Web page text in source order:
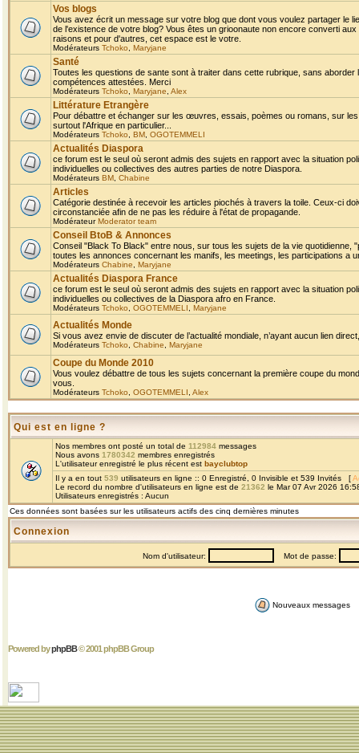
Vos blogs
Vous avez écrit un message sur votre blog que dont vous voulez partager le
de l'existence de votre blog? Vous êtes un grioonaute non encore converti
raisons et pour d'autres, cet espace est le votre.
Modérateurs Tchoko Maryjane
Santé
Toutes les questions de sante sont à traiter dans cette rubrique, sans
compétences attestées. Merci
Modérateurs Tchoko Maryjane Alex
Littérature Etrangère
Pour débattre et échanger sur les œuvres, essais, poèmes ou romans, sur
surtout l'Afrique en particulier...
Modérateurs Tchoko BM OGOTEMMELI
Actualités Diaspora
ce forum est le seul où seront admis des sujets en rapport avec la situation
individuelles ou collectives des autres parties de notre Diaspora.
Modérateurs BM Chabine
Articles
Catégorie destinée à recevoir les articles piochés à travers la toile. Ceux-ci
circonstanciée afin de ne pas les réduire à l'état de propagande.
ModérateurModerator team
Conseil BtoB & Annonces
Conseil "Black To Black" entre nous, sur tous les sujets de la vie
toutes les annonces concernant les manifs, les meetings, les participations a
Modérateurs Chabine Maryjane
Actualités Diaspora France
ce forum est le seul où seront admis des sujets en rapport avec la situation
individuelles ou collectives de la Diaspora afro en France.
Modérateurs Tchoko OGOTEMMELI Maryjane
Actualités Monde
Si vous avez envie de discuter de l’actualité mondiale, n’ayant aucun lien
Modérateurs Tchoko Chabine Maryjane
Coupe du Monde 2010
Vous voulez débattre de tous les sujets concernant la première coupe du
vous.
Modérateurs Tchoko OGOTEMMELI Alex
Qui est en ligne ?
Nos membres ont posté un total de 112984 messages
Nous avons 1780342 membres enregistrés
L'utilisateur enregistré le plus récent est bayclubtop
Il y a en tout 539 utilisateurs en ligne :: 0 Enregistré, 0 Invisible et 539 Invités [
Le record du nombre d'utilisateurs en ligne est de 21362 le Mar 07 Avr 2026
Utilisateurs enregistrés : Aucun
Ces données sont basées sur les utilisateurs actifs des cinq dernières minutes
Connexion
Nom d'utilisateur: Mot de passe:
Nouveaux messages
Powered byphpBB© 2001 phpBB Group